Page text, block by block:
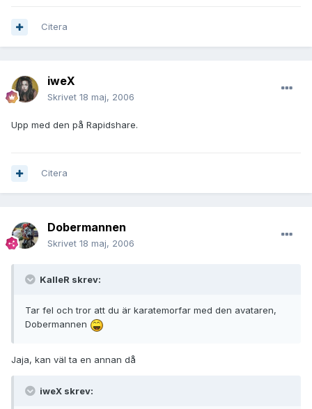
Citera
iweX
Skrivet 18 maj, 2006
Upp med den på Rapidshare.
Citera
Dobermannen
Skrivet 18 maj, 2006
KalleR skrev:
Tar fel och tror att du är karatemorfar med den avataren,
Dobermannen
Jaja, kan väl ta en annan då
iweX skrev: